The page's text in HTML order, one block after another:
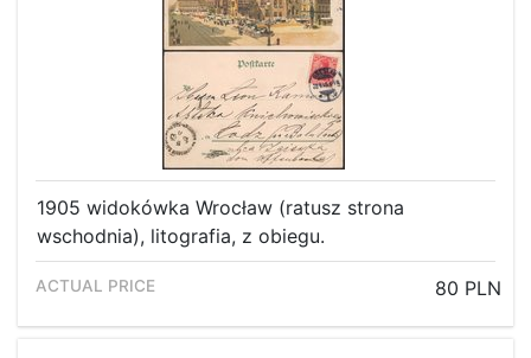
1905 widokówka Wrocław (ratusz strona
wschodnia), litografia, z obiegu.
80 PLN